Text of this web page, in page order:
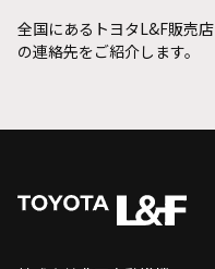
全国にあるトヨタL&F販売店
の連絡先をご紹介します。